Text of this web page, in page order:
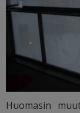
Huomasin